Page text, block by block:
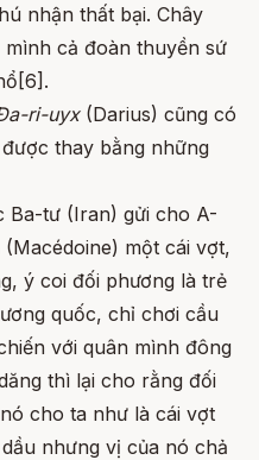
nhận thất bại. Chây
cả đoàn thuyền sứ
ri-uyx(Darius) cũng có
thay bằng những
Ba-tư (Iran) gửi cho A-
một cái vợt,
ý coi đối phương là trẻ
quốc, chỉ chơi cầu
với quân mình đông
thì lại cho rằng đối
cho ta như là cái vợt
nhưng vị của nó chả